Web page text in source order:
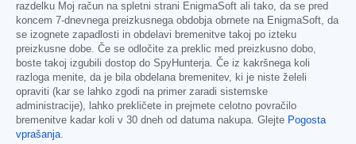
razdelku Moj račun na spletni strani EnigmaSoft ali tako, da se pred
koncem 7-dnevnega preizkusnega obdobja obrnete na EnigmaSoft, da
se izognete zapadlosti in obdelavi bremenitve takoj po izteku
preizkusne dobe. Če se odločite za preklic med preizkusno dobo,
boste takoj izgubili dostop do SpyHunterja. Če iz kakršnega koli
razloga menite, da je bila obdelana bremenitev, ki je niste želeli
opraviti (kar se lahko zgodi na primer zaradi sistemske
administracije), lahko prekličete in prejmete celotno povračilo
bremenitve kadar koli v 30 dneh od datuma nakupa. Glejte Pogosta
vprašanja.